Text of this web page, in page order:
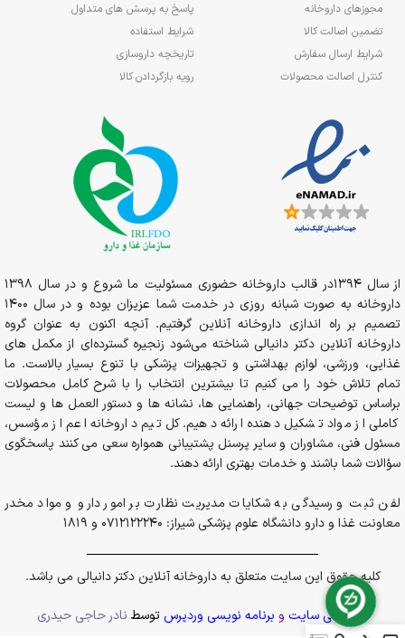
مجوزهای داروخانه
تضمین اصالت کالا
شرایط ارسال سفارش
کنترل اصالت محصولات
پاسخ به پرسش های متداول
شرایط استفاده
تاریخچه داروسازی
رویه بازگردادن کالا
از سال 1394در قالب داروخانه حضوری مسئولیت ما شروع و در سال 1398
داروخانه به صورت شبانه روزی در خدمت شما عزیزان بوده و در سال 1400
تصمیم بر راه اندازی داروخانه آنلاین گرفتیم. آنچه اکنون به عنوان گروه
داروخانه آنلاین دکتر دانیالی شناخته می‌شود زنجیره گسترده‌ای از مکمل های
غذایی، ورزشی، لوازم بهداشتی و تجهیزات پزشکی با تنوع بسیار بالاست. ما
تمام تلاش خود را می کنیم تا بیشترین انتخاب را با شرح کامل محصولات
براساس توضیحات جهانی، راهنمایی ها، نشانه ها و دستور العمل ها و لیست
کاملی از مواد تشکیل دهنده ارائه دهیم. کل تیم داروخانه اعم از مؤسس،
مسئول فنی، مشاوران و سایر پرسنل پشتیبانی همواره سعی می کنند پاسخگوی
سؤالات شما باشند و خدمات بهتری ارائه دهند.
لفن ثبت و رسیدگی به شکایات مدیریت نظارت بر امور دارو و مواد مخدر
معاونت غذا و دارو دانشگاه علوم پزشکی شیراز: 0712122240 و 1819
کلیه حقوق این سایت متعلق به داروخانه آنلاین دکتر دانیالی می باشد.
پشتیبانی سایت و برنامه نویسی وردپرس توسط نادر حاجی حیدری